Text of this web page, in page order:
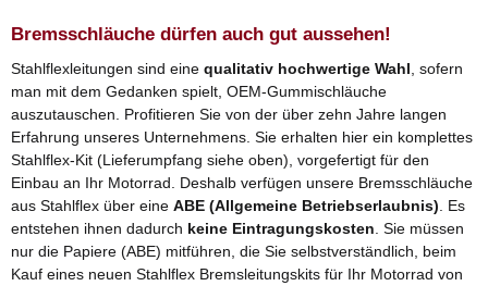
Bremsschläuche dürfen auch gut aussehen!
Stahlflexleitungen sind eine qualitativ hochwertige Wahl , sofern
man mit dem Gedanken spielt, OEM-Gummischläuche
auszutauschen. Profitieren Sie von der über zehn Jahre langen
Erfahrung unseres Unternehmens. Sie erhalten hier ein komplettes
Stahlflex-Kit (Lieferumpfang siehe oben), vorgefertigt für den
Einbau an Ihr Motorrad. Deshalb verfügen unsere Bremsschläuche
aus Stahlflex über eine ABE (Allgemeine Betriebserlaubnis) . Es
entstehen ihnen dadurch keine Eintragungskosten . Sie müssen
nur die Papiere (ABE) mitführen, die Sie selbstverständlich, beim
Kauf eines neuen Stahlflex Bremsleitungskits für Ihr Motorrad von